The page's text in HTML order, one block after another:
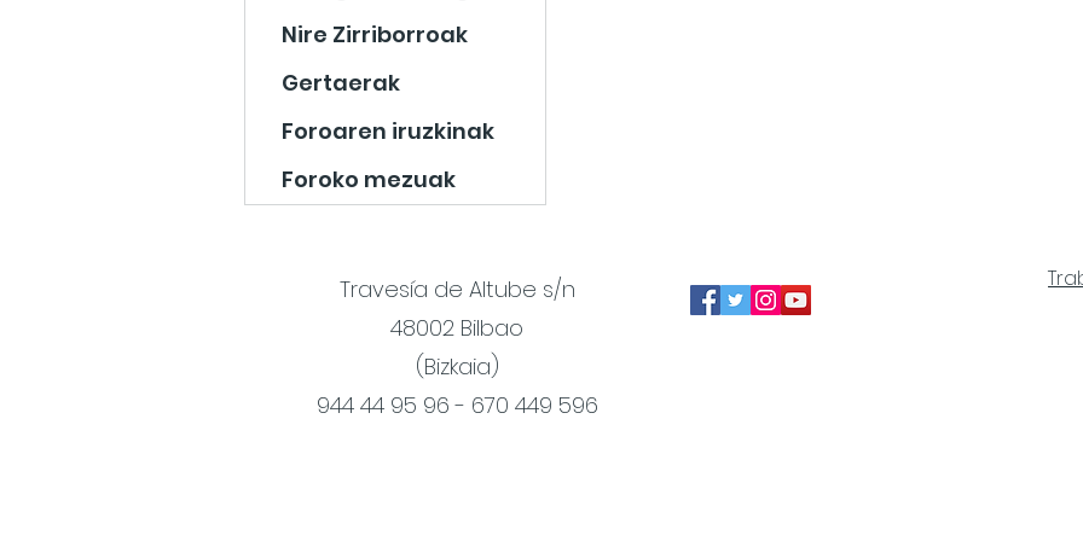
Nire Zirriborroak
Gertaerak
Foroaren iruzkinak
Foroko mezuak
Travesía de Altube s/n
48002 Bilbao
(Bizkaia)
944 44 95 96 - 670 449 596